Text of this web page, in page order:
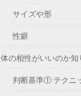
サイズや形
性癖
体の相性がいいのか
判断基準① テクニ